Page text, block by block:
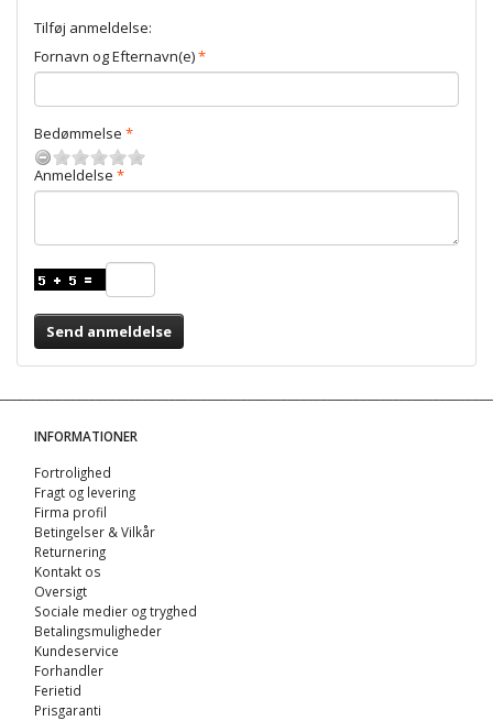
Tilføj anmeldelse:
Fornavn og Efternavn(e)
Bedømmelse
Anmeldelse
Send anmeldelse
INFORMATIONER
Fortrolighed
Fragt og levering
Firma profil
Betingelser & Vilkår
Returnering
Kontakt os
Oversigt
Sociale medier og tryghed
Betalingsmuligheder
Kundeservice
Forhandler
Ferietid
Prisgaranti